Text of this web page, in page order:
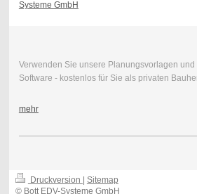
Systeme GmbH
Verwenden Sie unsere Planungsvorlagen
Software - kostenlos für Sie als privaten
mehr
Druckversion
Sitemap
© Bott EDV-Systeme GmbH